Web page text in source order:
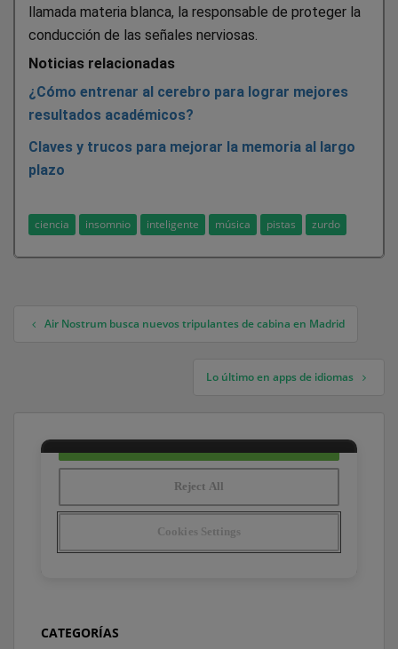
llamada materia blanca, la responsable de proteger la
conducción de las señales nerviosas.
Noticias relacionadas
¿Cómo entrenar al cerebro para lograr mejores
resultados académicos?
Claves y trucos para mejorar la memoria al largo
plazo
ciencia insomnio inteligente música pistas zurdo
Navegación de entradas
Air Nostrum busca nuevos tripulantes de cabina en Madrid
Lo último en apps de idiomas
CATEGORÍAS